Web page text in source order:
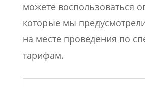
можете воспользоваться
которые мы
на месте проведения по
тарифам.